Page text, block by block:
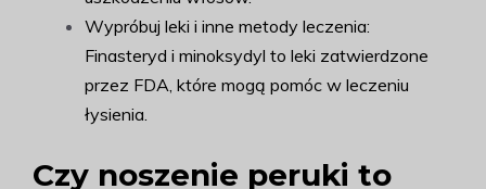
Wypróbuj leki i inne metody leczenia:
Finasteryd i minoksydyl to leki zatwierdzone
przez FDA, które mogą pomóc w leczeniu
łysienia.
Czy noszenie peruki to